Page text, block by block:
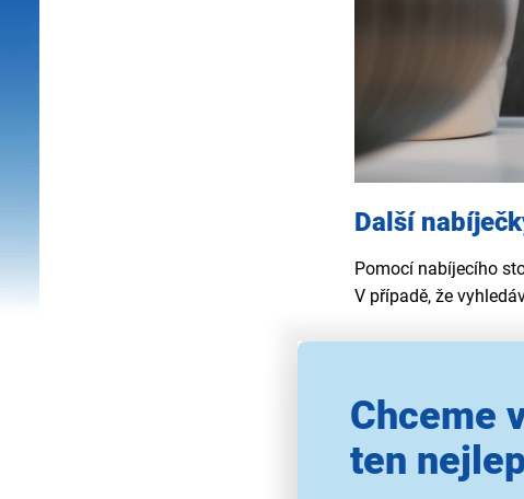
Chceme
ten
Další
Pomocí nabíjecího
V případě, že
Nabíječky
Nabíječky na
iPhone